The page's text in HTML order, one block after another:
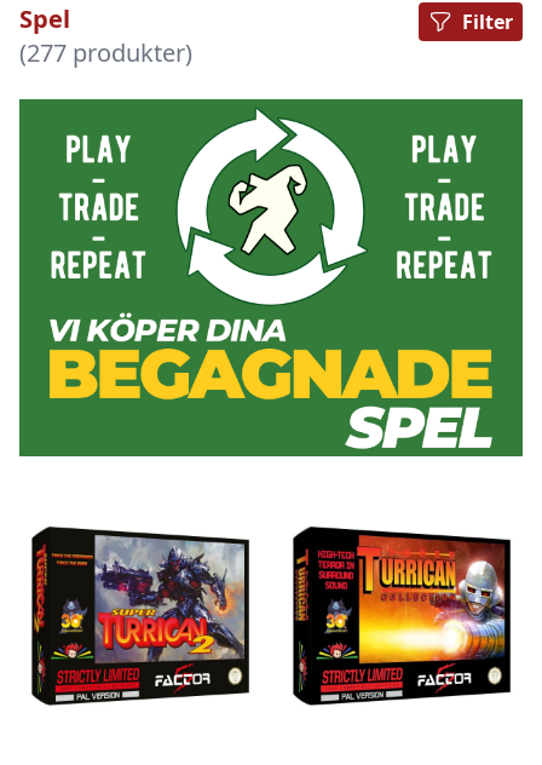
Spel
(277 produkter)
Filter